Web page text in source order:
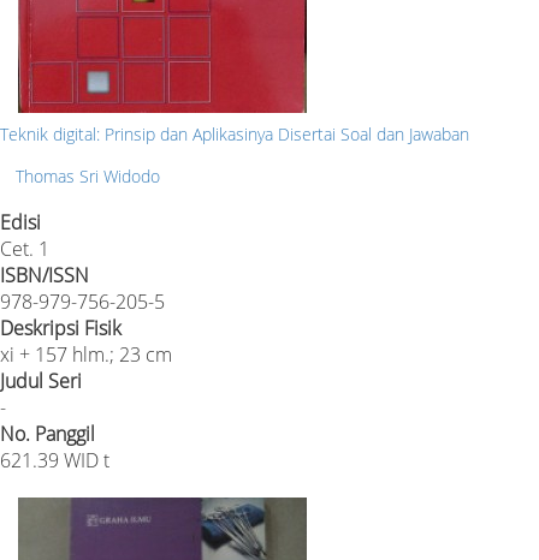
Teknik digital: Prinsip dan Aplikasinya Disertai Soal dan Jawaban
Thomas Sri Widodo
Edisi
Cet. 1
ISBN/ISSN
978-979-756-205-5
Deskripsi Fisik
xi + 157 hlm.; 23 cm
Judul Seri
-
No. Panggil
621.39 WID t